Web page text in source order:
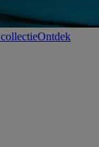
Ontdek